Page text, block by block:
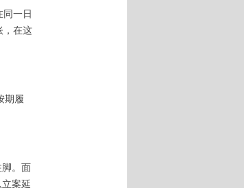
一日
，在这
期履
。面
案延